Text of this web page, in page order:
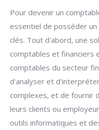
Pour devenir un
essentiel de posséder
clés. Tout d'abord, une
comptables et financiers
comptables du secteur
d'analyser et
complexes, et de fournir
leurs clients ou
outils informatiques et